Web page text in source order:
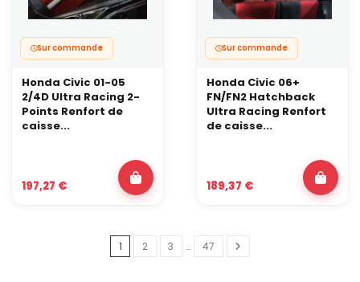
Sur commande
Honda Civic 01-05
2/4D Ultra Racing 2-
Points Renfort de
caisse...
197,27 €
Sur commande
Honda Civic 06+
FN/FN2 Hatchback
Ultra Racing Renfort
de caisse...
189,37 €
1 2 3 … 47